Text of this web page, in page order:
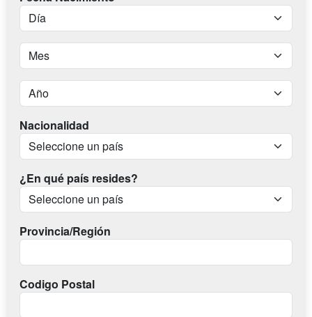
Nacionalidad
¿En qué país resides?
Provincia/Región
Codigo Postal